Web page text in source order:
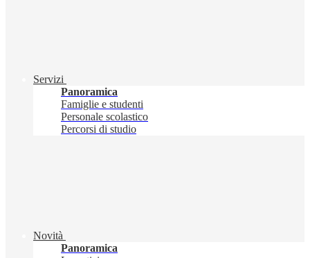
Servizi
Panoramica
Famiglie e studenti
Personale scolastico
Percorsi di studio
Novità
Panoramica